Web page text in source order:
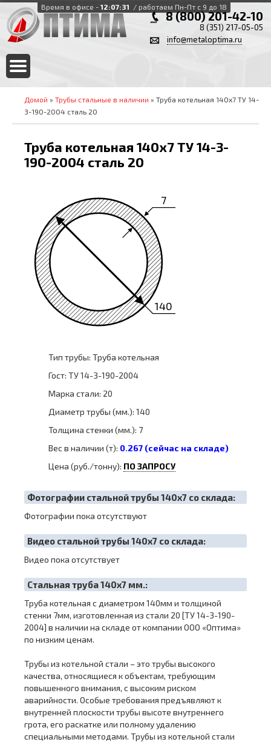
Время в офисе - 12:07:32 / работаем Пн-Пт с 9 до 18
8 (800) 201-42-10
8 (351) 217-05-05
info@metaloptima.ru
Домой » Трубы стальные в наличии » Труба котельная 140х7 ТУ 14-
3-190-2004 сталь 20
Труба котельная 140х7 ТУ 14-3-
190-2004 сталь 20
140
7
Тип трубы: Труба котельная
Гост: ТУ 14-3-190-2004
Марка стали: 20
Диаметр трубы (мм.): 140
Толщина стенки (мм.): 7
Вес в наличии (т): 0.267 (сейчас на складе)
Цена (руб./тонну): ПО ЗАПРОСУ
Фотографии стальной трубы 140х7 со склада:
Фотографии пока отсутствуют
Видео стальной трубы 140х7 со склада:
Видео пока отсутствует
Cтальная труба 140х7 мм.:
Труба котельная с диаметром 140мм и толщиной
стенки 7мм, изготовленная из стали 20 [ТУ 14-3-190-
2004] в наличии на складе от компании ООО «Оптима»
по низким ценам.
Трубы из котельной стали – это трубы высокого
качества, относящиеся к объектам, требующим
повышенного внимания, с высоким риском
аварийности. Особые требования предъявляют к
внутренней плоскости трубы высоте внутреннего
грота, его раскатке или полному удалению
специальными методами. Трубы из котельной стали